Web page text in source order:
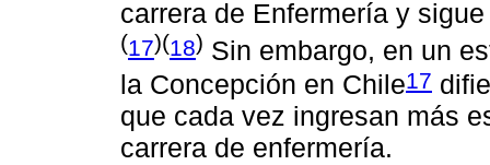
carrera de Enfermería y
(17)(18) Sin embargo, en un
la Concepción en Chile17
que cada vez ingresan más
carrera de enfermería.